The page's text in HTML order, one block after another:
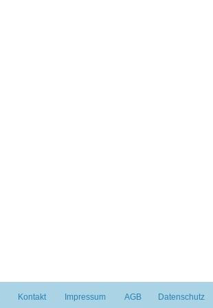
Kontakt Impressum AGB Datenschutz